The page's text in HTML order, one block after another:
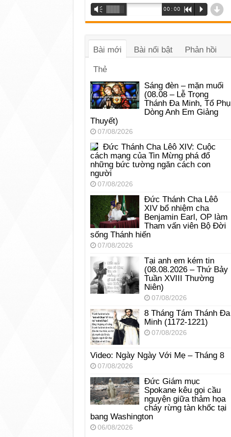
Trình
phát
âm
Vm 00:00 R P d
Bài mới Bài nổi bật Phản hồi
Thẻ
Sáng đèn – mặn muối
(08.08 – Lễ Trọng
Thánh Đa Minh, Tổ Phụ
Dòng Anh Em Giảng
Thuyết)
07/08/2026
Đức Thánh Cha Lêô XIV: Cuộc
cách mạng của Tin Mừng phá đổ
những bức tường ngăn cách con
người
07/08/2026
Đức Thánh Cha Lêô
XIV bổ nhiệm cha
Benjamin Earl, OP làm
Tham vấn viên Bộ Đời
sống Thánh hiến
07/08/2026
Tại anh em kém tin
(08.08.2026 – Thứ Bảy
Tuần XVIII Thường
Niên)
07/08/2026
8 Tháng Tám Thánh Ða
Minh (1172-1221)
07/08/2026
Video: Ngày Ngày Với Mẹ – Tháng 8
07/08/2026
Đức Giám mục
Spokane kêu gọi cầu
nguyện giữa thảm họa
cháy rừng tàn khốc tại
bang Washington
06/08/2026